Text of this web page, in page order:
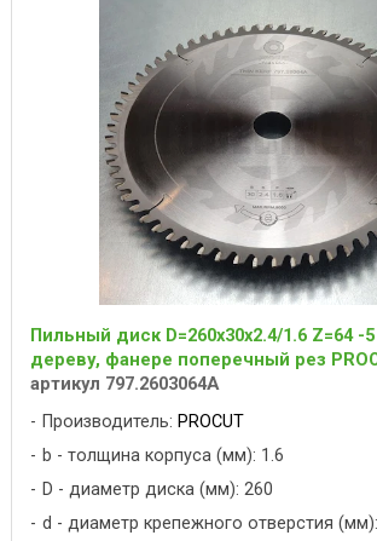
Пильный диск D=260x30x2.4/1.6 Z=64 -
дереву, фанере поперечный рез
артикул 797.2603064A
Производитель: PROCUT
b - толщина корпуса (мм): 1.6
D - диаметр диска (мм): 260
d - диаметр крепежного отверстия